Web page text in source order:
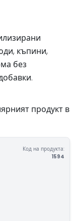
къпини,
без
продукт в
Код на продукта:
1594